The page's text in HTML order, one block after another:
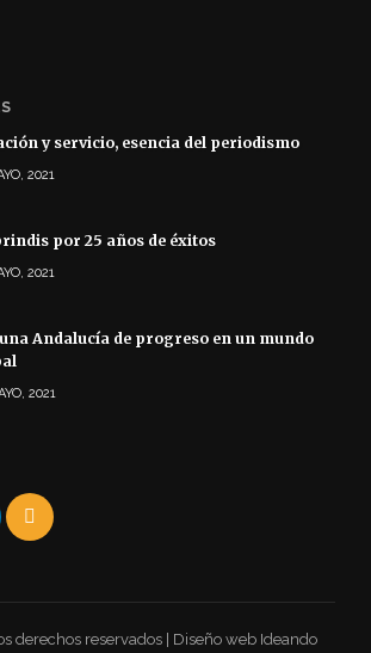
y servicio, esencia del periodismo
2021
por 25 años de éxitos
2021
Andalucía de progreso en un mundo
2021
derechos reservados | Diseño web Ideando